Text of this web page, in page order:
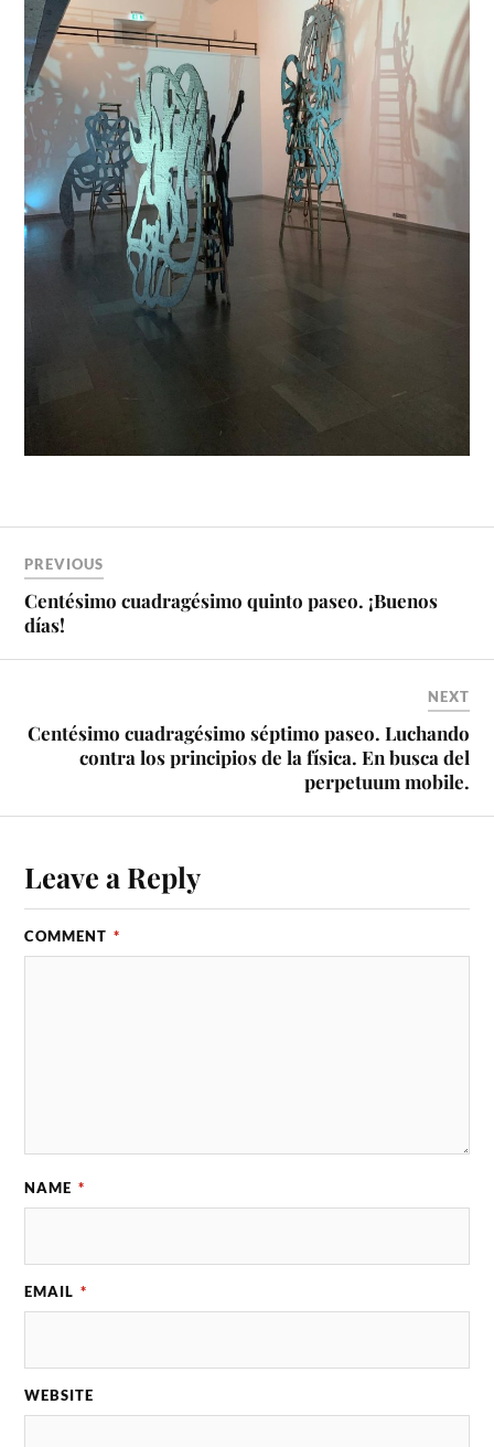
PREVIOUS
Centésimo cuadragésimo quinto paseo. ¡Buenos
días!
NEXT
Centésimo cuadragésimo séptimo paseo. Luchando
contra los principios de la física. En busca del
perpetuum mobile.
Leave a Reply
COMMENT *
NAME *
EMAIL *
WEBSITE